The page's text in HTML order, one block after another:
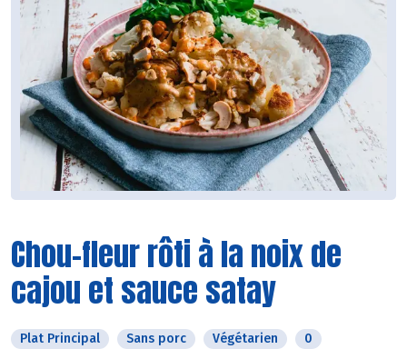
Chou-fleur rôti à la noix de
cajou et sauce satay
Plat Principal Sans porc Végétarien 0